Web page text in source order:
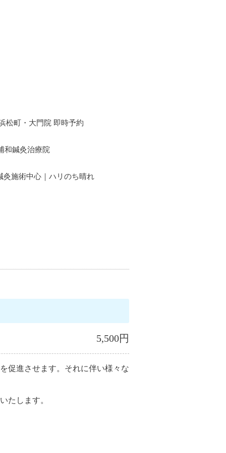
松町・大門院 即時予約
和鍼灸治療院
灸施術中心｜ハリのち晴れ
5,500円
促進させます。それに伴い様々な
たします。